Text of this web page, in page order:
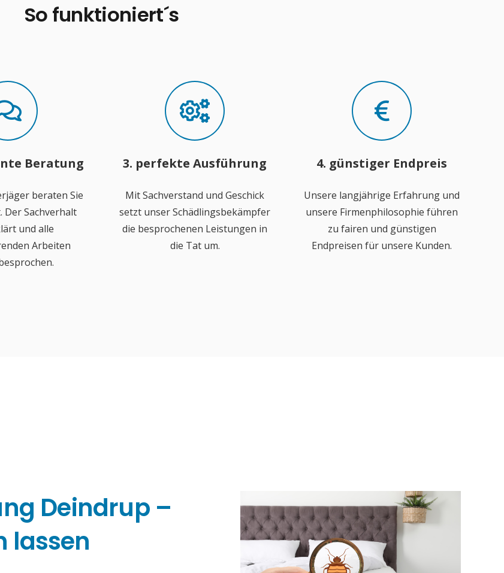
So funktioniert´s
Beratung
beraten Sie
Der Sachverhalt
und alle
Arbeiten
3. perfekte Ausführung
Mit Sachverstand und Geschick
setzt unser Schädlingsbekämpfer
die besprochenen Leistungen in
die Tat um.
4. günstiger Endpreis
Unsere langjährige Erfahrung und
unsere Firmenphilosophie führen
zu fairen und günstigen
Endpreisen für unsere Kunden.
Deindrup –
lassen